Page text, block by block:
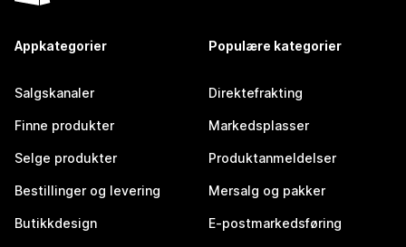
Appkategorier
Salgskanaler
Finne produkter
Selge produkter
Bestillinger og levering
Butikkdesign
Populære kategorier
Direktefrakting
Markedsplasser
Produktanmeldelser
Mersalg og pakker
E-postmarkedsføring